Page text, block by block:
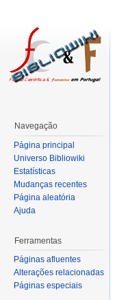
Navegação
Página principal
Universo Bibliowiki
Estatísticas
Mudanças recentes
Página aleatória
Ajuda
Ferramentas
Páginas afluentes
Alterações relacionadas
Páginas especiais